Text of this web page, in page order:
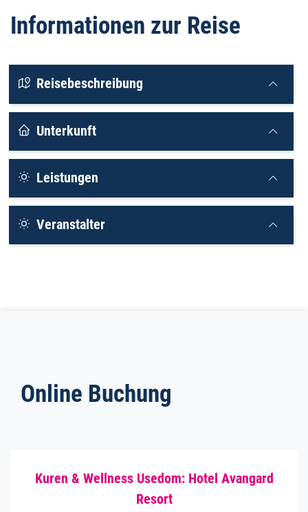
Informationen zur Reise
Reisebeschreibung
Unterkunft
Leistungen
Veranstalter
Online Buchung
Kuren & Wellness Usedom: Hotel Avangard
Resort